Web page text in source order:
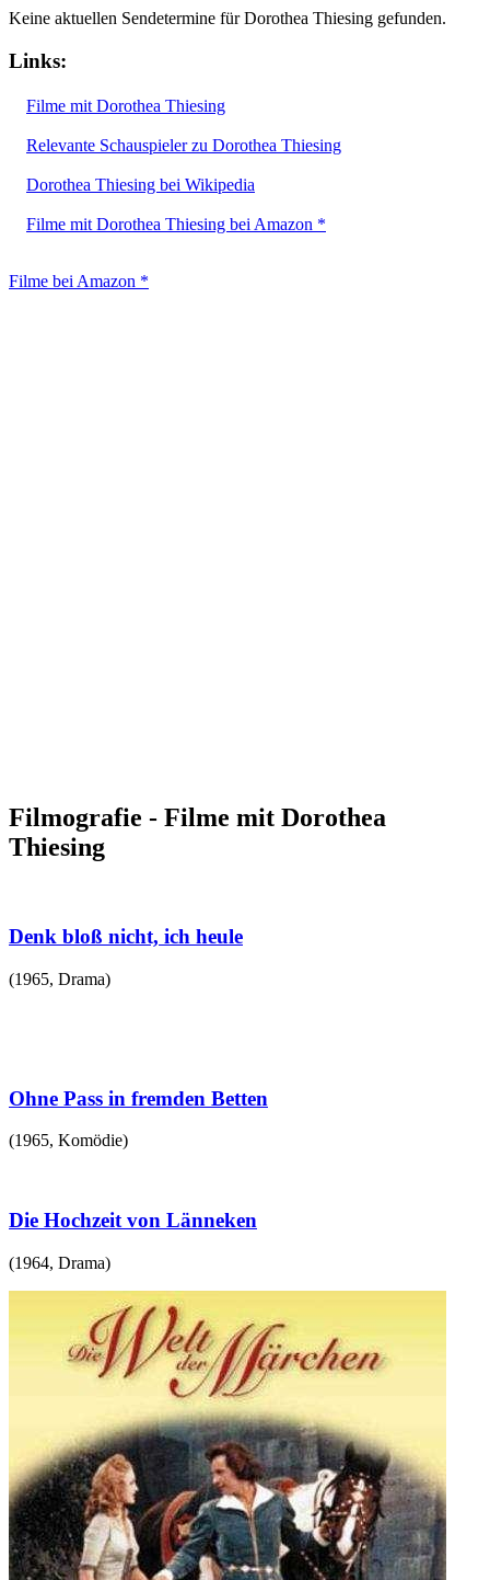
Keine aktuellen Sendetermine für Dorothea Thiesing gefunden.
Links:
Filme mit Dorothea Thiesing
Relevante Schauspieler zu Dorothea Thiesing
Dorothea Thiesing bei Wikipedia
Filme mit Dorothea Thiesing bei Amazon *
Filme bei Amazon *
Filmografie - Filme mit Dorothea
Thiesing
Denk bloß nicht, ich heule
(1965, Drama)
Ohne Pass in fremden Betten
(1965, Komödie)
Die Hochzeit von Länneken
(1964, Drama)